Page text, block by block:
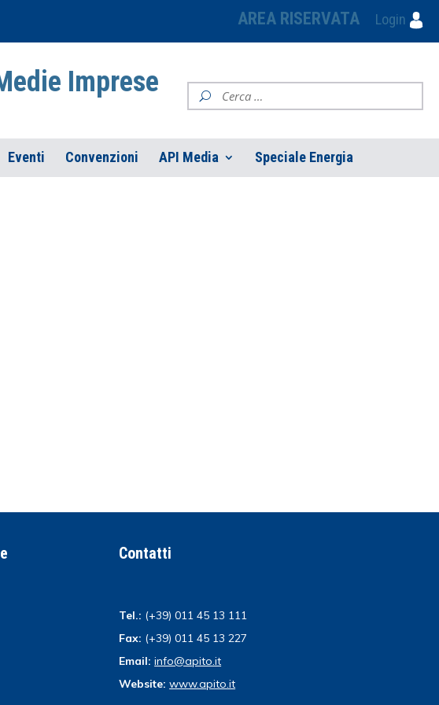
AREA RISERVATA Login
Imprese
Eventi Convenzioni API Media Speciale Energia
Contatti
Tel.: (+39) 011 45 13 111
Fax: (+39) 011 45 13 227
Email: info@apito.it
Website: www.apito.it